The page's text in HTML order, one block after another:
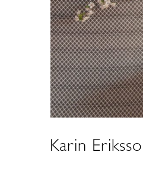
Karin